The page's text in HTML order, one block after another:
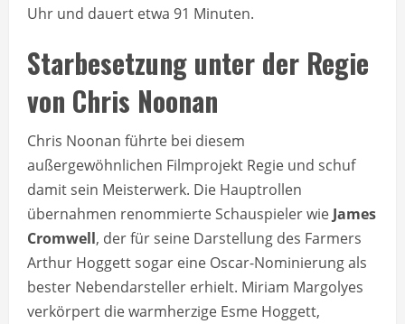
Uhr und dauert etwa 91 Minuten.
Starbesetzung unter der Regie
von Chris Noonan
Chris Noonan führte bei diesem
außergewöhnlichen Filmprojekt Regie und schuf
damit sein Meisterwerk. Die Hauptrollen
übernahmen renommierte Schauspieler wie James
Cromwell, der für seine Darstellung des Farmers
Arthur Hoggett sogar eine Oscar-Nominierung als
bester Nebendarsteller erhielt. Miriam Margolyes
verkörpert die warmherzige Esme Hoggett,